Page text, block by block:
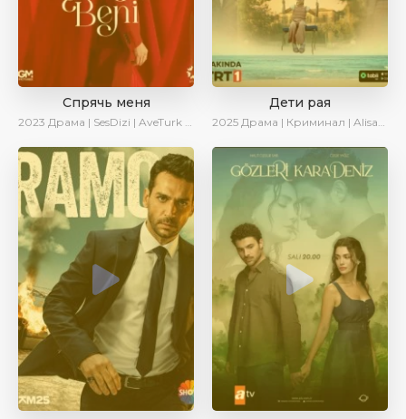
Спрячь меня
2023 Драма | SesDizi | AveTurk | AlisaDirilis | Сериалы 2023
Дети рая
2025 Драма | Криминал | AlisaDirilis | Новинки | Сериалы 2025